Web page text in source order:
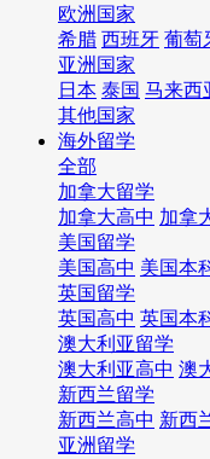
欧洲国家
希腊 西班牙 葡萄
亚洲国家
日本 泰国 马来西
其他国家
海外留学
全部
加拿大留学
加拿大高中 加拿
美国留学
美国高中 美国本
英国留学
英国高中 英国本
澳大利亚留学
澳大利亚高中 澳
新西兰留学
新西兰高中 新西
亚洲留学